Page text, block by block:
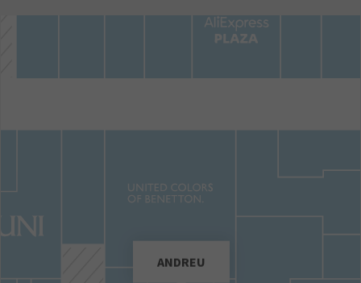
ANDREU